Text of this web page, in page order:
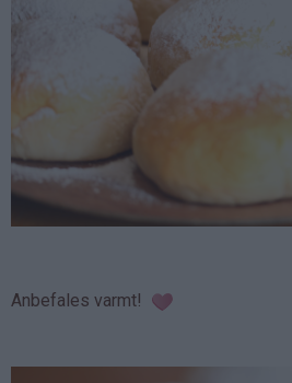
Anbefales varmt!